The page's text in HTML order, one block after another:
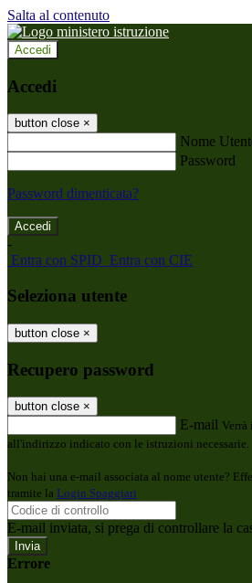
Salta al contenuto
Accedi
Accedi
button close ×
Nome
Password
Password dimenticata?
-
Entra con SPID Entra con CIE
Seleziona utente
button close ×
Recupero password
button close ×
E-mail Verrà
all'indirizzo indicato con le istruzioni necessarie.
Non hai una e-mail associata al nome utente?
tramite la Login Spaggiari
E-mail inviata, si prega di controllare la
Errore